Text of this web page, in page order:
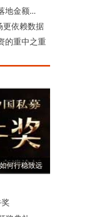
地金额...
更依赖数据
的重中之重
何行稳致远